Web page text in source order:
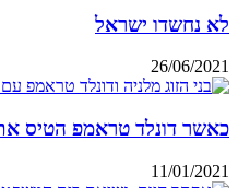
לא נחשדו ישראל
26/06/2021
כאשר דונלד טראמפ הטיס
11/01/2021